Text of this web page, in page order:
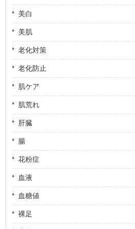
美白
美肌
老化対策
老化防止
肌ケア
肌荒れ
肝臓
腸
花粉症
血液
血糖値
裸足